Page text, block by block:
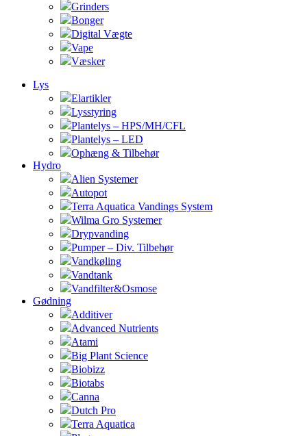
Grinders
Bonger
Digital Vægte
Vape
Væsker
Lys
Elartikler
Lysstyring
Plantelys – HPS/MH/CFL
Plantelys – LED
Ophæng & Tilbehør
Hydro
Alien Systemer
Autopot
Terra Aquatica Vandings System
Wilma Gro Systemer
Drypvanding
Pumper – Div. Tilbehør
Vandkøling
Vandtank
Vandfilter&Osmose
Gødning
Additiver
Advanced Nutrients
Atami
Big Plant Science
Biobizz
Biotabs
Canna
Dutch Pro
Terra Aquatica